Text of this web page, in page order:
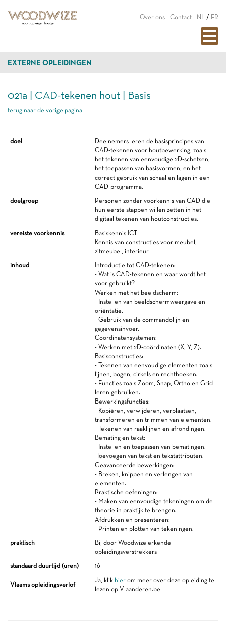
Over ons Contact NL / FR
EXTERNE OPLEIDINGEN
021a | CAD-tekenen hout | Basis
terug naar de vorige pagina
doel
Deelnemers leren de basisprincipes van
CAD-tekenen voor houtbewerking, zoals
het tekenen van eenvoudige 2D-schetsen,
het toepassen van basisvormen, en het
correct gebruik van schaal en lagen in een
CAD-programma.
doelgroep
Personen zonder voorkennis van CAD die
hun eerste stappen willen zetten in het
digitaal tekenen van houtconstructies.
vereiste voorkennis
Basiskennis ICT
Kennis van constructies voor meubel,
zitmeubel, interieur…
inhoud
Introductie tot CAD-tekenen:
- Wat is CAD-tekenen en waar wordt het
voor gebruikt?
Werken met het beeldscherm:
- Instellen van beeldschermweergave en
oriëntatie.
- Gebruik van de commandolijn en
gegevensinvoer.
Coördinatensystemen:
- Werken met 2D-coördinaten (X, Y, Z).
Basisconstructies:
- Tekenen van eenvoudige elementen zoals
lijnen, bogen, cirkels en rechthoeken.
- Functies zoals Zoom, Snap, Ortho en Grid
leren gebruiken.
Bewerkingsfuncties:
- Kopiëren, verwijderen, verplaatsen,
transformeren en trimmen van elementen.
- Tekenen van raaklijnen en afrondingen.
Bemating en tekst:
- Instellen en toepassen van bematingen.
-Toevoegen van tekst en tekstattributen.
Geavanceerde bewerkingen:
- Breken, knippen en verlengen van
elementen.
Praktische oefeningen:
- Maken van eenvoudige tekeningen om de
theorie in praktijk te brengen.
Afdrukken en presenteren:
- Printen en plotten van tekeningen.
praktisch
Bij door Woodwize erkende
opleidingsverstrekkers
standaard duurtijd (uren)
16
Vlaams opleidingsverlof
Ja, klik hier om meer over deze opleiding te
lezen op Vlaanderen.be